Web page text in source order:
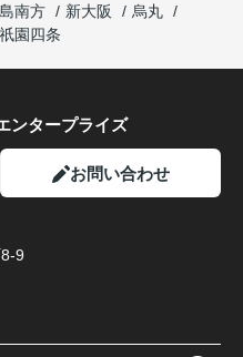
南方 新大阪
烏丸
祇園四条
ンタープライズ
お問い合わせ
9